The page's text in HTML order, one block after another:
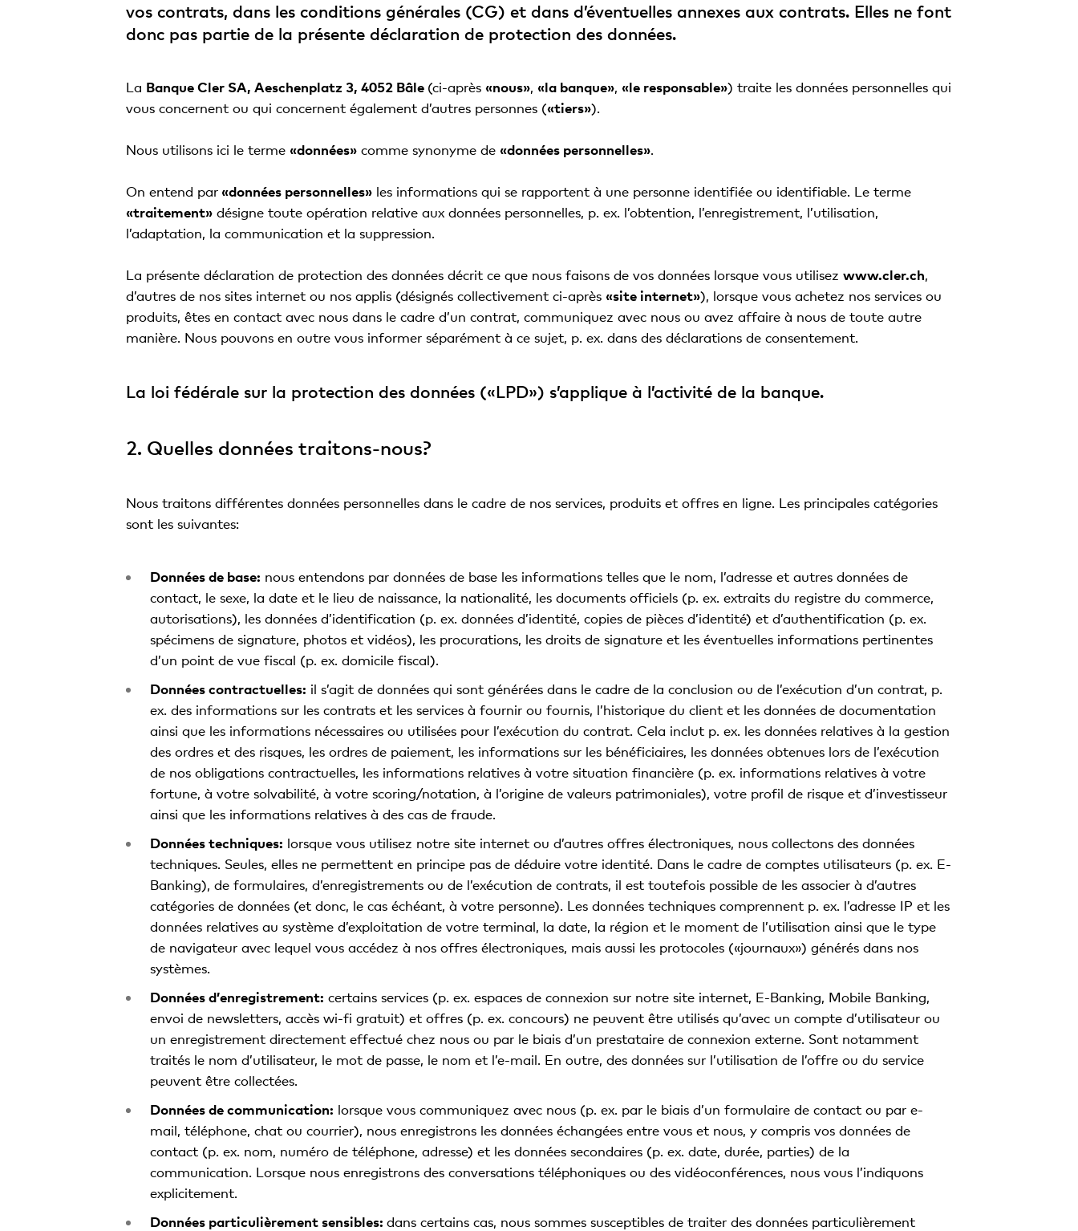
vos contrats, dans les conditions générales (CG) et dans d’éventuelles annexes aux contrats. Elles ne font
donc pas partie de la présente déclaration de protection des données.
La Banque Cler SA, Aeschenplatz 3, 4052 Bâle (ci-après «nous», «la banque», «le responsable») traite les données personnelles qui
vous concernent ou qui concernent également d’autres personnes («tiers»).
Nous utilisons ici le terme «données»comme synonyme de «données personnelles».
On entend par«données personnelles»les informations qui se rapportent à une personne identifiée ou identifiable. Le terme
«traitement»désigne toute opération relative aux données personnelles, p. ex. l’obtention, l’enregistrement, l’utilisation,
l’adaptation, la communication et la suppression.
La présente déclaration de protection des données décrit ce que nous faisons de vos données lorsque vous utilisez www.cler.ch,
d’autres de nos sites internet ou nos applis (désignés collectivement ci-après «site internet»), lorsque vous achetez nos services ou
produits, êtes en contact avec nous dans le cadre d’un contrat, communiquez avec nous ou avez affaire à nous de toute autre
manière. Nous pouvons en outre vous informer séparément à ce sujet, p. ex. dans des déclarations de consentement.
La loi fédérale sur la protection des données («LPD») s’applique à l’activité de la banque.
2. Quelles données traitons-nous?
Nous traitons différentes données personnelles dans le cadre de nos services, produits et offres en ligne. Les principales catégories
sont les suivantes:
Données de base: nous entendons par données de base les informations telles que le nom, l’adresse et autres données de
contact, le sexe, la date et le lieu de naissance, la nationalité, les documents officiels (p. ex. extraits du registre du commerce,
autorisations), les données d’identification (p. ex. données d’identité, copies de pièces d’identité) et d’authentification (p. ex.
spécimens de signature, photos et vidéos), les procurations, les droits de signature et les éventuelles informations pertinentes
d’un point de vue fiscal (p. ex. domicile fiscal).
Données contractuelles: il s’agit de données qui sont générées dans le cadre de la conclusion ou de l’exécution d’un contrat, p.
ex. des informations sur les contrats et les services à fournir ou fournis, l’historique du client et les données de documentation
ainsi que les informations nécessaires ou utilisées pour l’exécution du contrat. Cela inclut p. ex. les données relatives à la gestion
des ordres et des risques, les ordres de paiement, les informations sur les bénéficiaires, les données obtenues lors de l’exécution
de nos obligations contractuelles, les informations relatives à votre situation financière (p. ex. informations relatives à votre
fortune, à votre solvabilité, à votre scoring/notation, à l’origine de valeurs patrimoniales), votre profil de risque et d’investisseur
ainsi que les informations relatives à des cas de fraude.
Données techniques: lorsque vous utilisez notre site internet ou d’autres offres électroniques, nous collectons des données
techniques. Seules, elles ne permettent en principe pas de déduire votre identité. Dans le cadre de comptes utilisateurs (p. ex. E-
Banking), de formulaires, d’enregistrements ou de l’exécution de contrats, il est toutefois possible de les associer à d’autres
catégories de données (et donc, le cas échéant, à votre personne). Les données techniques comprennent p. ex. l’adresse IP et les
données relatives au système d’exploitation de votre terminal, la date, la région et le moment de l’utilisation ainsi que le type
de navigateur avec lequel vous accédez à nos offres électroniques, mais aussi les protocoles («journaux») générés dans nos
systèmes.
Données d’enregistrement: certains services (p. ex. espaces de connexion sur notre site internet, E-Banking, Mobile Banking,
envoi de newsletters, accès wi-fi gratuit) et offres (p. ex. concours) ne peuvent être utilisés qu’avec un compte d’utilisateur ou
un enregistrement directement effectué chez nous ou par le biais d’un prestataire de connexion externe. Sont notamment
traités le nom d’utilisateur, le mot de passe, le nom et l’e-mail. En outre, des données sur l’utilisation de l’offre ou du service
peuvent être collectées.
Données de communication: lorsque vous communiquez avec nous (p. ex. par le biais d’un formulaire de contact ou par e-
mail, téléphone, chat ou courrier), nous enregistrons les données échangées entre vous et nous, y compris vos données de
contact (p. ex. nom, numéro de téléphone, adresse) et les données secondaires (p. ex. date, durée, parties) de la
communication. Lorsque nous enregistrons des conversations téléphoniques ou des vidéoconférences, nous vous l’indiquons
explicitement.
Données particulièrement sensibles: dans certains cas, nous sommes susceptibles de traiter des données particulièrement